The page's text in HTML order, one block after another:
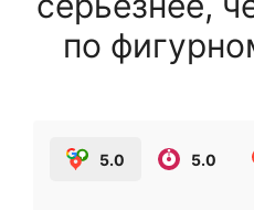
по
5.0 5.0